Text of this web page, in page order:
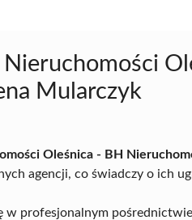
Mularczyk
Oleśnica - BH
agencji, co świadczy o ich
w profesjonalnym